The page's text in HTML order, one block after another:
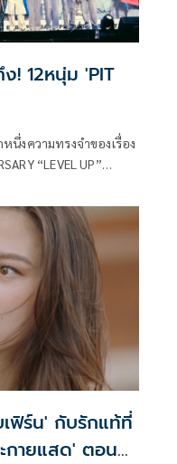
! 12หนุ่ม 'PIT
งความทรงจำของเรื่อง
“LEVEL UP”
AIR
ฟิร์น' กับรักแท้ที่
กายแสด' ตอน